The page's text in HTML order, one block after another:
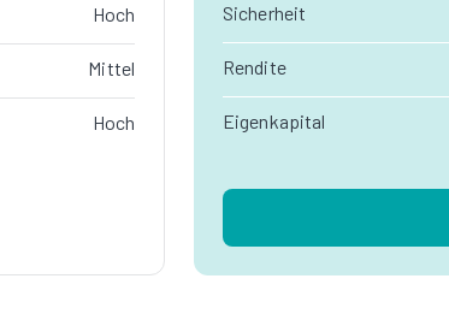
Hoch
Mittel
Hoch
Sicherheit
Rendite
Eigenkapital